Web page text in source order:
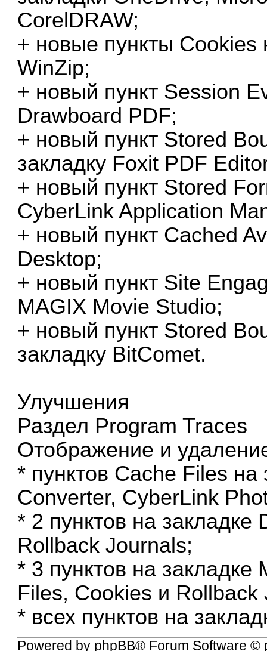
CorelDRAW;
+ новые пункты Cookies
WinZip;
+ новый пункт Session
Drawboard PDF;
+ новый пункт Stored
закладку Foxit PDF
+ новый пункт Stored
CyberLink Application
+ новый пункт Cached
Desktop;
+ новый пункт Site
MAGIX Movie Studio;
+ новый пункт Stored
закладку BitComet.
Улучшения
Раздел Program Traces
Отображение и
* пунктов Cache Files
Converter, CyberLink
* 2 пунктов на
Rollback Journals;
* 3 пунктов на
Files, Cookies и Rollback
* всех пунктов на
Powered by phpBB® Forum Software ©